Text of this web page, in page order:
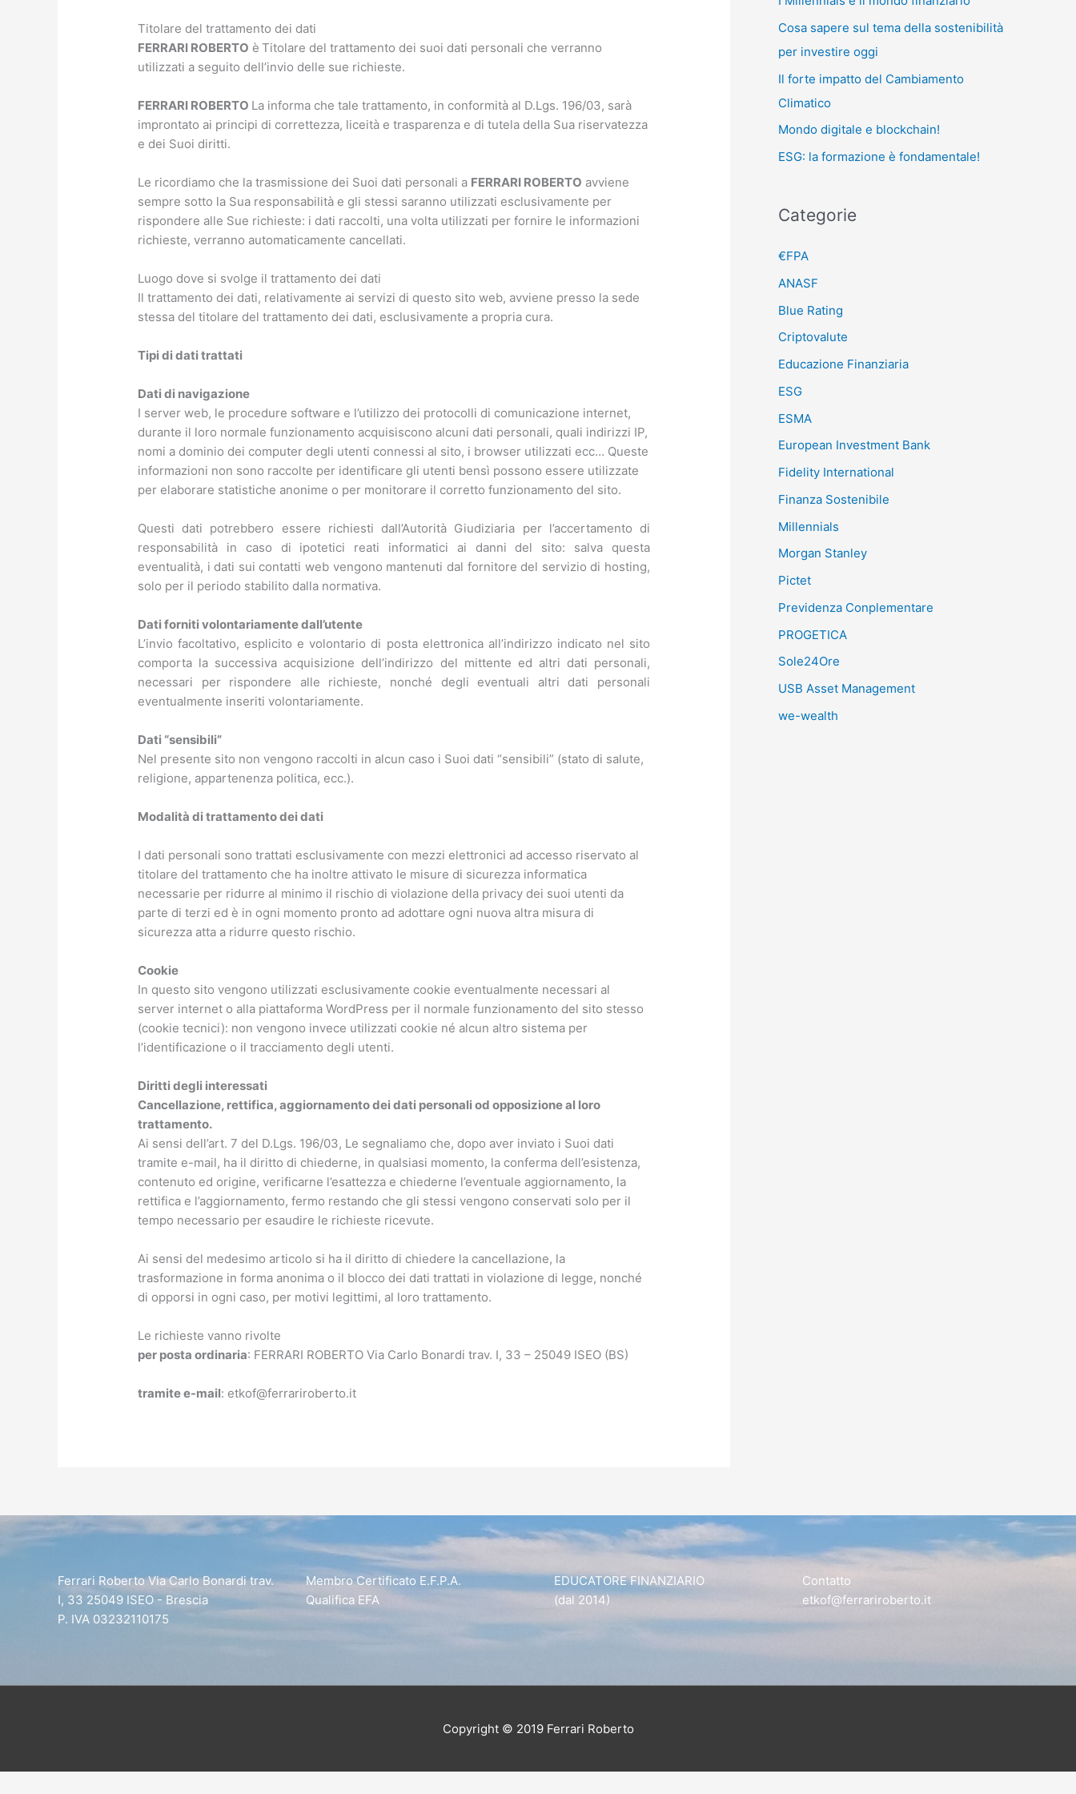
Titolare del trattamento dei dati
FERRARI ROBERTO è Titolare del trattamento dei suoi dati personali che verranno
utilizzati a seguito dell’invio delle sue richieste.
FERRARI ROBERTO La informa che tale trattamento, in conformità al D.Lgs. 196/03, sarà
improntato ai principi di correttezza, liceità e trasparenza e di tutela della Sua riservatezza
e dei Suoi diritti.
Le ricordiamo che la trasmissione dei Suoi dati personali a FERRARI ROBERTO avviene
sempre sotto la Sua responsabilità e gli stessi saranno utilizzati esclusivamente per
rispondere alle Sue richieste: i dati raccolti, una volta utilizzati per fornire le informazioni
richieste, verranno automaticamente cancellati.
Luogo dove si svolge il trattamento dei dati
Il trattamento dei dati, relativamente ai servizi di questo sito web, avviene presso la sede
stessa del titolare del trattamento dei dati, esclusivamente a propria cura.
Tipi di dati trattati
Dati di navigazione
I server web, le procedure software e l’utilizzo dei protocolli di comunicazione internet,
durante il loro normale funzionamento acquisiscono alcuni dati personali, quali indirizzi IP,
nomi a dominio dei computer degli utenti connessi al sito, i browser utilizzati ecc… Queste
informazioni non sono raccolte per identificare gli utenti bensì possono essere utilizzate
per elaborare statistiche anonime o per monitorare il corretto funzionamento del sito.
Questi dati potrebbero essere richiesti dall’Autorità Giudiziaria per l’accertamento di
responsabilità in caso di ipotetici reati informatici ai danni del sito: salva questa
eventualità, i dati sui contatti web vengono mantenuti dal fornitore del servizio di hosting,
solo per il periodo stabilito dalla normativa.
Dati forniti volontariamente dall’utente
L’invio facoltativo, esplicito e volontario di posta elettronica all’indirizzo indicato nel sito
comporta la successiva acquisizione dell’indirizzo del mittente ed altri dati personali,
necessari per rispondere alle richieste, nonché degli eventuali altri dati personali
eventualmente inseriti volontariamente.
Dati “sensibili”
Nel presente sito non vengono raccolti in alcun caso i Suoi dati “sensibili” (stato di salute,
religione, appartenenza politica, ecc.).
Modalità di trattamento dei dati
I dati personali sono trattati esclusivamente con mezzi elettronici ad accesso riservato al
titolare del trattamento che ha inoltre attivato le misure di sicurezza informatica
necessarie per ridurre al minimo il rischio di violazione della privacy dei suoi utenti da
parte di terzi ed è in ogni momento pronto ad adottare ogni nuova altra misura di
sicurezza atta a ridurre questo rischio.
Cookie
In questo sito vengono utilizzati esclusivamente cookie eventualmente necessari al
server internet o alla piattaforma WordPress per il normale funzionamento del sito stesso
(cookie tecnici): non vengono invece utilizzati cookie né alcun altro sistema per
l’identificazione o il tracciamento degli utenti.
Diritti degli interessati
Cancellazione, rettifica, aggiornamento dei dati personali od opposizione al loro
trattamento.
Ai sensi dell’art. 7 del D.Lgs. 196/03, Le segnaliamo che, dopo aver inviato i Suoi dati
tramite e-mail, ha il diritto di chiederne, in qualsiasi momento, la conferma dell’esistenza,
contenuto ed origine, verificarne l’esattezza e chiederne l’eventuale aggiornamento, la
rettifica e l’aggiornamento, fermo restando che gli stessi vengono conservati solo per il
tempo necessario per esaudire le richieste ricevute.
Ai sensi del medesimo articolo si ha il diritto di chiedere la cancellazione, la
trasformazione in forma anonima o il blocco dei dati trattati in violazione di legge, nonché
di opporsi in ogni caso, per motivi legittimi, al loro trattamento.
Le richieste vanno rivolte
per posta ordinaria: FERRARI ROBERTO Via Carlo Bonardi trav. I, 33 – 25049 ISEO (BS)
tramite e-mail: etkof@ferrariroberto.it
:
Cosa sapere sul tema della sostenibilità
per investire oggi
Il forte impatto del Cambiamento
Climatico
Mondo digitale e blockchain!
ESG: la formazione è fondamentale!
Categorie
€FPA
ANASF
Blue Rating
Criptovalute
Educazione Finanziaria
ESG
ESMA
European Investment Bank
Fidelity International
Finanza Sostenibile
Millennials
Morgan Stanley
Pictet
Previdenza Conplementare
PROGETICA
Sole24Ore
USB Asset Management
we-wealth
Ferrari Roberto Via Carlo Bonardi trav.
I, 33 25049 ISEO - Brescia
P. IVA 03232110175
Membro Certificato E.F.P.A.
Qualifica EFA
EDUCATORE FINANZIARIO
(dal 2014)
Contatto
etkof@ferrariroberto.it
Copyright © 2019 Ferrari Roberto